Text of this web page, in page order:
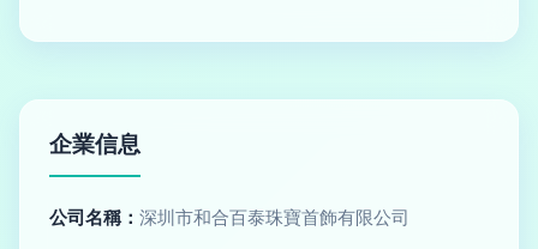
企業信息
公司名稱： 深圳市和合百泰珠寶首飾有限公司